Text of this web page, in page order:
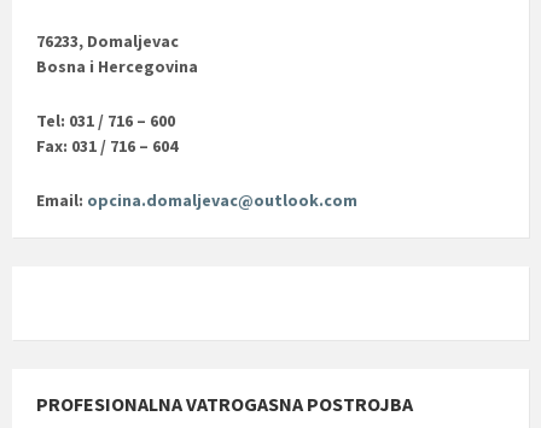
76233, Domaljevac
Bosna i Hercegovina
Tel: 031 / 716 – 600
Fax: 031 / 716 – 604
Email: opcina.domaljevac@outlook.com
PROFESIONALNA VATROGASNA POSTROJBA